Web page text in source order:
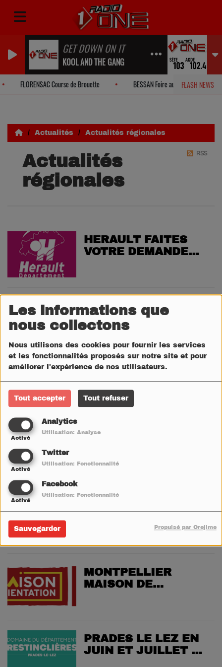
Les informations que
nous collectons
Nous utilisons des cookies pour fournir les services
et les fonctionnalités proposés sur notre site et pour
améliorer l'expérience de nos utilisateurs.
Tout accepter Tout refuser
Analytics
Activé
Utilisation: Analyse
Twitter
Activé
Utilisation: Fonctionnalité
Facebook
Activé
Utilisation: Fonctionnalité
Sauvegarder Propulsé par Orejime
GET DOWN ON IT
KOOL AND THE GANG
FLASH NEWS
FLORENSAC Course de Brouette BESSAN Foire aux Anes
Actualités Actualités régionales
Actualités
régionales
RSS
HERAULT FAITES
VOTRE DEMANDE
AGGLO HERAULT
MEDITERRANEE LES
BUS CAP NIGHT
SUMMER TOUR 2026
CPROD BY CASSOU
SETE NOUVELLE
UNE NOUVELLE
MONTPELLIER
MAISON DE
PRADES LE LEZ EN
JUIN ET JUILLET AU